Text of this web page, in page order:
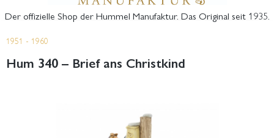
Der offizielle Shop der Hummel Manufaktur. Das Original seit 1935.
1951 - 1960
Hum 340 – Brief ans Christkind